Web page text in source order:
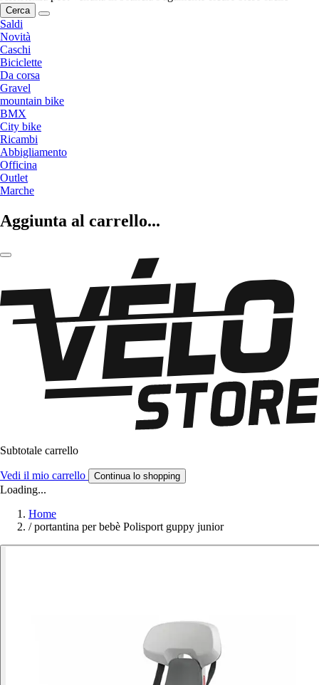
Cerca
Saldi
Novità
Caschi
Biciclette
Da corsa
Gravel
mountain bike
BMX
City bike
Ricambi
Abbigliamento
Officina
Outlet
Marche
Aggiunta al carrello...
Subtotale carrello
Vedi il mio carrello Continua lo shopping
Loading...
Home
/ portantina per bebè Polisport guppy junior